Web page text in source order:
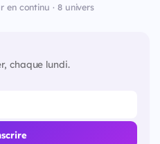
en continu · 8 univers
chaque lundi.